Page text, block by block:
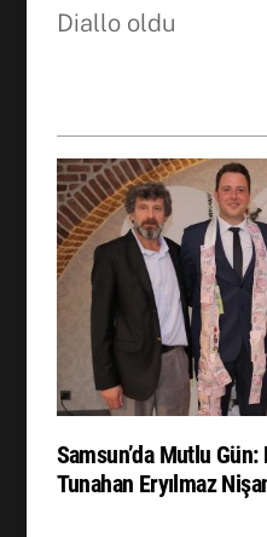
Diallo oldu
Samsun’da Mutlu
Tunahan Eryılmaz